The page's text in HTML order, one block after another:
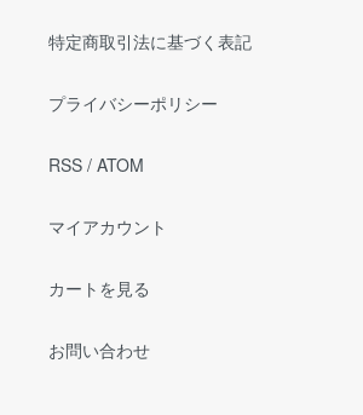
特定商取引法に基づく表記
プライバシーポリシー
RSS / ATOM
マイアカウント
カートを見る
お問い合わせ